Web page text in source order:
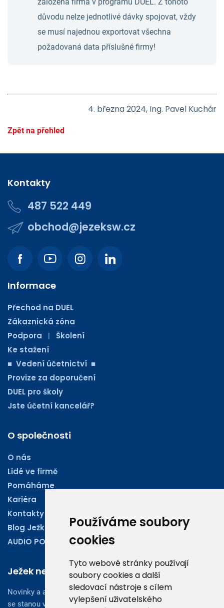
Používáme soubory
cookies
Tyto webové stránky používají
soubory cookies a další
sledovací nástroje s cílem
vylepšení uživatelského
důvodu nelze jednotlivé dávky spojovat, vždy
se musí najednou exportovat všechna
požadovaná data příslušné firmy!
4. března 2024, Ing. Pavel Kuchár
Zpět na přehled
Kontakty
487 522 449
obchod@jezeksw.cz
Informace
Přechod na DUEL
Zákaznická zóna
Podpora
| Školení
Ke stažení
■ Vedení účetnictví ■
Provize za doporučení
DUEL pro školy
Jste účetní kancelář?
O společnosti
O nás
Lidé ve firmě
Pomáháme
Kariéra
Kontakty
Blog Ježkoviny
AUDIO PODCASTY
Ježek newsletter
Novinky a aktuality z oboru účetnictví, obchodu či legislativy
se stanou vaším dobrým rádcem.